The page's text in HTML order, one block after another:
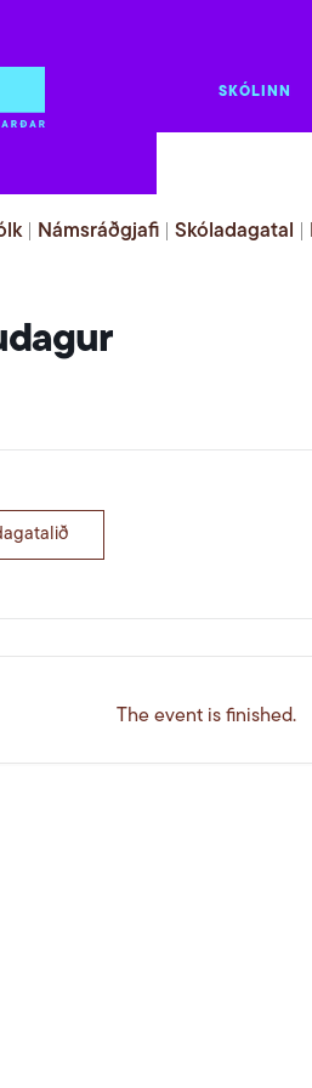
SKÓLINN
| Námsráðgjafi Skóladagatal
The event is finished.